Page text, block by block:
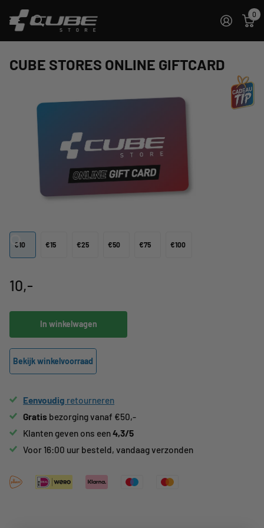
0
CUBE STORES ONLINE GIFTCARD
€10 €15 €25 €50 €75 €100
10,-
In winkelwagen
Bekijk winkelvoorraad
Eenvoudig retourneren
Gratis bezorging vanaf €50,-
Klanten geven ons een4,3/5
Voor 16:00 uur besteld, vandaag verzonden